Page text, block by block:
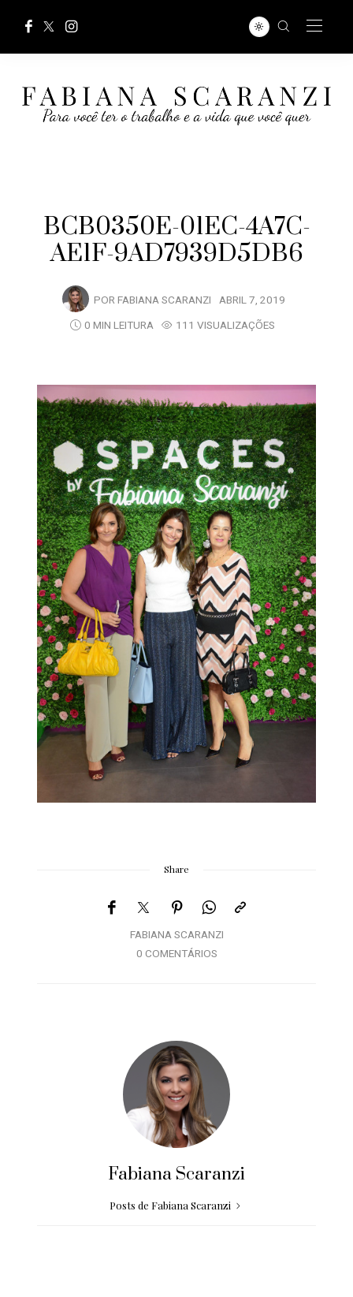
BCB0350E-01EC-4A7C-
AE1F-9AD7939D5DB6
POR FABIANA SCARANZI ABRIL 7, 2019
0 MIN LEITURA
111 VISUALIZAÇÕES
Share
FABIANA SCARANZI
0 COMENTÁRIOS
Fabiana Scaranzi
Posts de Fabiana Scaranzi